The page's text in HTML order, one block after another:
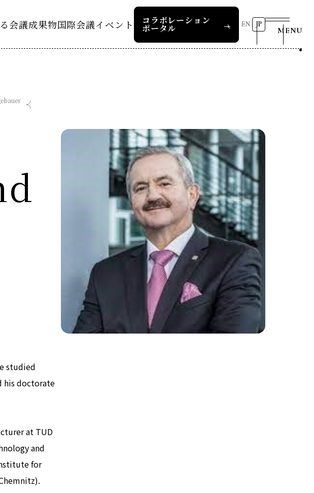
クションコミッティー
スペシャルインタビュー
ースクール
会議成果物
2023-リーダーズレコメンデー
Now & Future 2025
Now & Future 2024
Now & Future 2023
国際会議イベント
RD20サマースクール2025
COP29ジャパンパビリオンセ
ミナー
イベント一覧
コラボレーション
ポータル EN JP
MENU
お問い合わせ
studied
his doctorate
at TUD
and
for